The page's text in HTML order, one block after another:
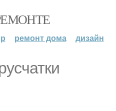
ремонт дома дизайн